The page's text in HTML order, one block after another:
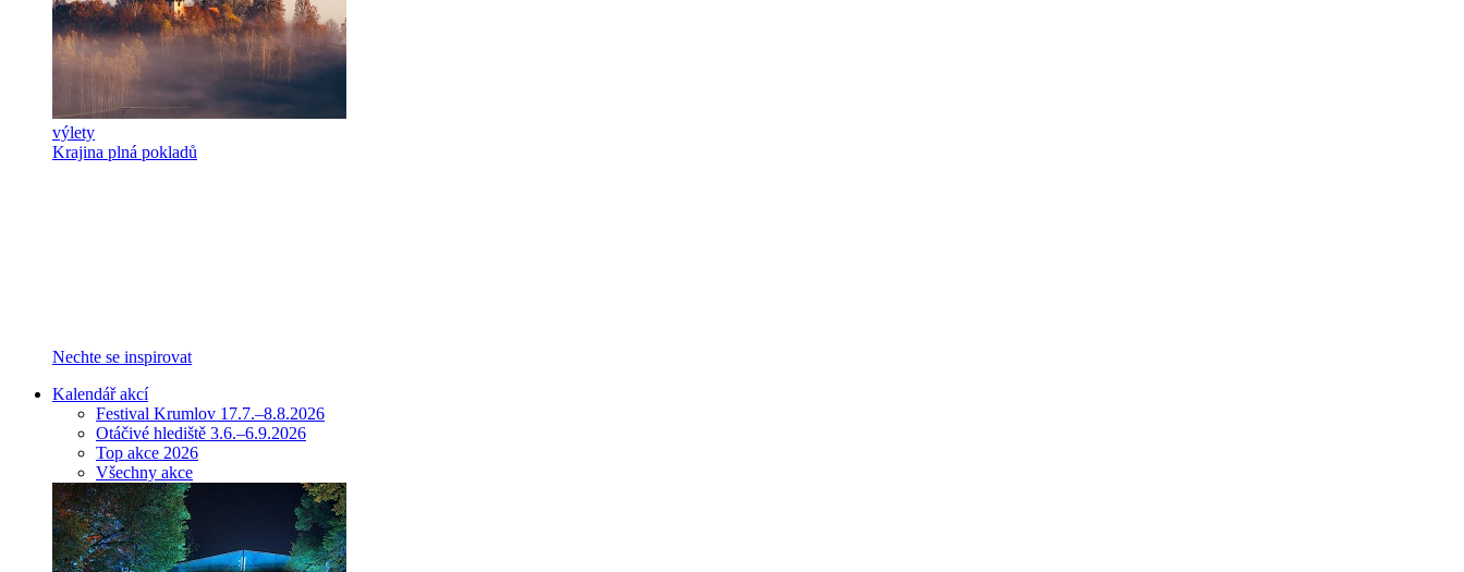
výlety
Krajina plná pokladů
Nechte se inspirovat
Kalendář akcí
Festival Krumlov 17.7.–8.8.2026
Otáčivé hlediště 3.6.–6.9.2026
Top akce 2026
Všechny akce